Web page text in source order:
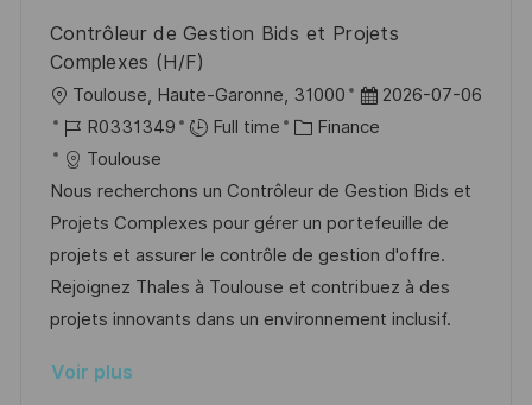
n
h
u
s
t
Contrôleur de Gestion Bids et Projets
Complexes (H/F)
o
c
a
l
i
s
a
Toulouse, Haute-Garonne, 31000
D
a
e
d
’
a
f
2026-07-06
R
é
f
é
r
e
n
e
R0331349 Full time
C
t
é
g
o
r
Finance
Toulouse
Nous recherchons un Contrôleur de Gestion Bids et
Projets Complexes pour gérer un portefeuille de
projets et assurer le contrôle de gestion d'offre.
Rejoignez Thales à Toulouse et contribuez à des
projets innovants dans un environnement inclusif.
Voir plus